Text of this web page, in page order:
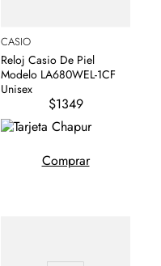
CASIO
Reloj Casio De Piel
Modelo LA680WEL-1CF
Unisex
$1349
Comprar